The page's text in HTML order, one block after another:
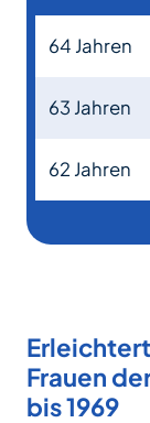
64 Jahren
63 Jahren
62 Jahren
Frauen
bis 1969